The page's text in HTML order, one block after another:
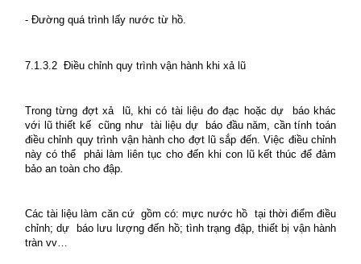
- Đường quá trình lấy nước từ hồ.
7.1.3.2 Điều chỉnh quy trình vận hành khi xả lũ
Trong từng đợt xả lũ, khi có tài liệu đo đạc hoặc dự
báo khác
với lũ thiết kế
cũng như tài liệu dự
báo đầu năm, cần tính toán
điều chỉnh quy trình vận hành cho đợt lũ sắp đến. Việc điều chỉnh
này có thể
phải làm liên tục cho đến khi con lũ kết thúc để đảm
bảo an toàn cho đập.
Các tài liệu làm căn cứ gồm có: mực nước hồ tại thời điểm điều
chỉnh; dự
báo lưu lượng đến hồ; tình trạng đập, thiết bị vận hành
tràn vv…